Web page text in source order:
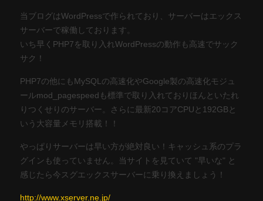
当ブログはWordPressで作られており、サーバーはエックス
サーバーで稼働しております。
いち早くPHP7を取り入れWordPressの動作も高速でサック
サク！
PHP7の他にもMySQLの高速化やGoogle製の高速化モジュ
ールmod_pagespeedも標準で取り入れておりほんといたれ
りつくせりのサーバー。さらに最新20コアCPUと192GBと
いう大容量メモリ搭載！！
やっぱりサーバーは早い方が絶対良い！キャッシュ系のプラ
グインも使っていません。当サイトを見ていて "早いな" と
感じたら今スグエックスサーバーに乗り換えましょう！
http://www.xserver.ne.jp/